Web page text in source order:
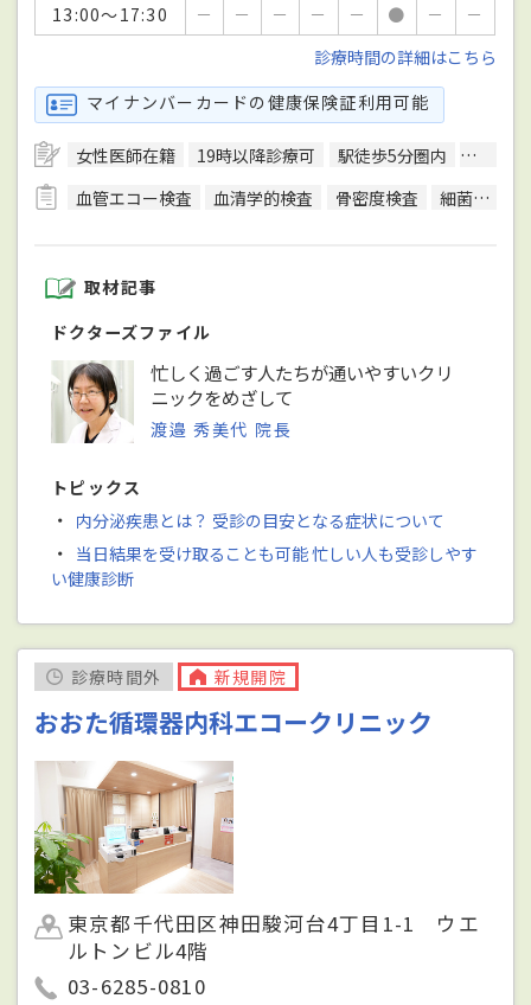
13:00～17:30
－ － － － － ● －
－
診療時間の詳細はこちら
マイナンバーカードの健康保険証利用可能
女性医師在籍 19時以降診療可 駅徒歩5分圏内
エレベ
血管エコー検査
血清学的検査 骨密度検査 細菌検査
取材記事
ドクターズファイル
忙しく過ごす人たちが通いやすいクリ
ニックをめざして
渡邉 秀美代 院長
トピックス
・ 内分泌疾患とは？ 受診の目安となる症状について
・ 当日結果を受け取ることも可能 忙しい人も受診しやす
い健康診断
診療時間外 新規開院
おおた循環器内科エコークリニック
東京都千代田区神田駿河台4丁目1-1 ウエ
ルトンビル4階
03-6285-0810